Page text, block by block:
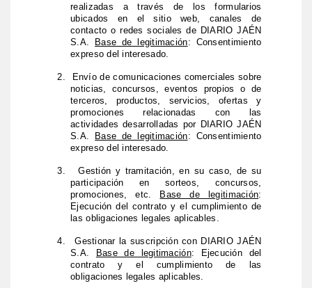
realizadas a través de los formularios
ubicados en el sitio web, canales de
contacto o redes sociales de DIARIO JAÉN
S.A.
Base de legitimación: Consentimiento
expreso del interesado.
2.
Envío de comunicaciones comerciales sobre
noticias, concursos, eventos propios o de
terceros, productos, servicios, ofertas y
promociones relacionadas con las
actividades desarrolladas por DIARIO JAÉN
S.A.
Base de legitimación: Consentimiento
expreso del interesado.
3.
Gestión y tramitación, en su caso, de su
participación en sorteos, concursos,
promociones, etc.
Base de legitimación:
Ejecución del contrato y el cumplimiento de
las obligaciones legales aplicables.
4.
Gestionar la suscripción con DIARIO JAÉN
S.A.
Base de legitimación: Ejecución del
contrato y el cumplimiento de las
obligaciones legales aplicables.